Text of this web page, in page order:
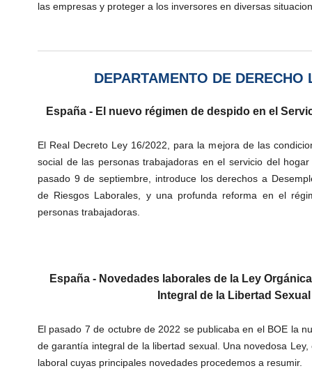
las empresas y proteger a los inversores en diversas
DEPARTAMENTO DE DERECHO
España - El nuevo régimen de despido en el
El Real Decreto Ley 16/2022, para la mejora de las
social de las personas trabajadoras en el servicio del
pasado 9 de septiembre, introduce los derechos a
de Riesgos Laborales, y una profunda reforma en el
personas trabajadoras.
España - Novedades laborales de la Ley
Integral de la Libertad Sexual
El pasado 7 de octubre de 2022 se publicaba en el BOE la
de garantía integral de la libertad sexual. Una novedosa
laboral cuyas principales novedades procedemos a resumir.